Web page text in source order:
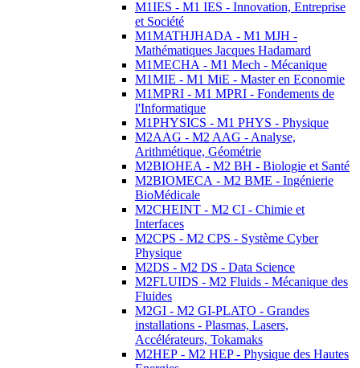
M1IES - M1 IES - Innovation, Entreprise
et Société
M1MATHJHADA - M1 MJH -
Mathématiques Jacques Hadamard
M1MECHA - M1 Mech - Mécanique
M1MIE - M1 MiE - Master en Economie
M1MPRI - M1 MPRI - Fondements de
l'Informatique
M1PHYSICS - M1 PHYS - Physique
M2AAG - M2 AAG - Analyse,
Arithmétique, Géométrie
M2BIOHEA - M2 BH - Biologie et Santé
M2BIOMECA - M2 BME - Ingénierie
BioMédicale
M2CHEINT - M2 CI - Chimie et
Interfaces
M2CPS - M2 CPS - Système Cyber
Physique
M2DS - M2 DS - Data Science
M2FLUIDS - M2 Fluids - Mécanique des
Fluides
M2GI - M2 GI-PLATO - Grandes
installations - Plasmas, Lasers,
Accélérateurs, Tokamaks
M2HEP - M2 HEP - Physique des Hautes